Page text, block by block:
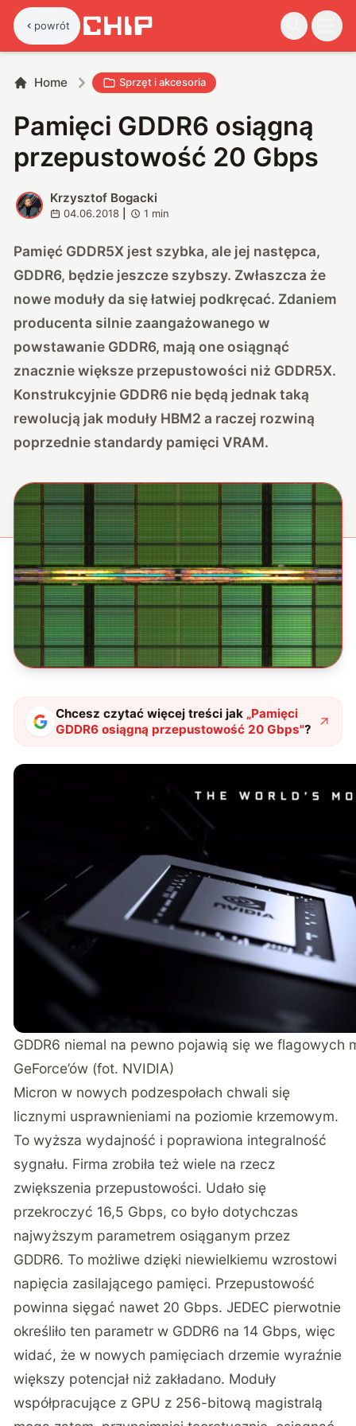
powrót
Home Sprzęt i akcesoria
Pamięci GDDR6 osiągną
przepustowość 20 Gbps
K
Krzysztof Bogacki
04.06.2018 1 min
Pamięć GDDR5X jest szybka, ale jej następca,
GDDR6, będzie jeszcze szybszy. Zwłaszcza że
nowe moduły da się łatwiej podkręcać. Zdaniem
producenta silnie zaangażowanego w
powstawanie GDDR6, mają one osiągnąć
znacznie większe przepustowości niż GDDR5X.
Konstrukcyjnie GDDR6 nie będą jednak taką
rewolucją jak moduły HBM2 a raczej rozwiną
poprzednie standardy pamięci VRAM.
Chcesz czytać więcej treści jak „Pamięci
GDDR6 osiągną przepustowość 20 Gbps"?
GDDR6 niemal na pewno pojawią się we flagowych
GeForce’ów (fot. NVIDIA)
Micron w nowych podzespołach chwali się
licznymi usprawnieniami na poziomie krzemowym.
To wyższa wydajność i poprawiona integralność
sygnału. Firma zrobiła też wiele na rzecz
zwiększenia przepustowości. Udało się
przekroczyć 16,5 Gbps, co było dotychczas
najwyższym parametrem osiąganym przez
GDDR6. To możliwe dzięki niewielkiemu wzrostowi
napięcia zasilającego pamięci. Przepustowość
powinna sięgać nawet 20 Gbps. JEDEC pierwotnie
określiło ten parametr w GDDR6 na 14 Gbps, więc
widać, że w nowych pamięciach drzemie wyraźnie
większy potencjał niż zakładano. Moduły
współpracujące z GPU z 256-bitową magistralą